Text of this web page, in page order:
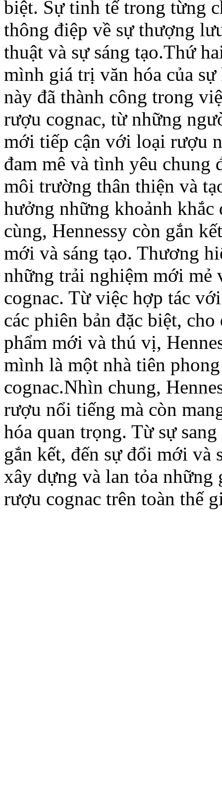
biệt. Sự tinh tế trong từng
thông điệp về sự thượng
thuật và sự sáng tạo.Thứ
mình giá trị văn hóa của
này đã thành công trong
rượu cognac, từ những
mới tiếp cận với loại rượu
đam mê và tình yêu
môi trường thân thiện và
hưởng những khoảnh khắc
cùng, Hennessy còn gắn
mới và sáng tạo. Thương
những trải nghiệm mới mẻ
cognac. Từ việc hợp tác
các phiên bản đặc biệt,
phẩm mới và thú vị,
mình là một nhà tiên
cognac.Nhìn chung,
rượu nổi tiếng mà còn
hóa quan trọng. Từ sự
gắn kết, đến sự đổi mới và
xây dựng và lan tỏa
rượu cognac trên toàn thế